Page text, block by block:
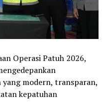
Operasi Patuh 2026,
yang modern, transparan,
kepatuhan